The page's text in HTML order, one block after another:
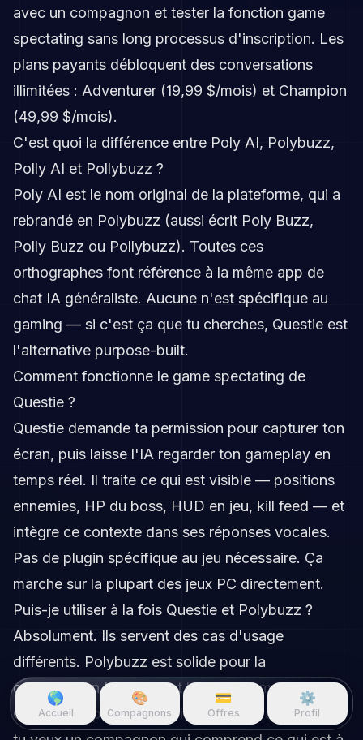
avec un compagnon et tester la fonction game
spectating sans long processus d'inscription. Les
plans payants débloquent des conversations
illimitées : Adventurer (19,99 $/mois) et Champion
(49,99 $/mois).
C'est quoi la différence entre Poly AI, Polybuzz,
Polly AI et Pollybuzz ?
Poly AI est le nom original de la plateforme, qui a
rebrandé en Polybuzz (aussi écrit Poly Buzz,
Polly Buzz ou Pollybuzz). Toutes ces
orthographes font référence à la même app de
chat IA généraliste. Aucune n'est spécifique au
gaming — si c'est ça que tu cherches, Questie est
l'alternative purpose-built.
Comment fonctionne le game spectating de
Questie ?
Questie demande ta permission pour capturer ton
écran, puis laisse l'IA regarder ton gameplay en
temps réel. Il traite ce qui est visible — positions
ennemies, HP du boss, HUD en jeu, kill feed — et
intègre ce contexte dans ses réponses vocales.
Pas de plugin spécifique au jeu nécessaire. Ça
marche sur la plupart des jeux PC directement.
Puis-je utiliser à la fois Questie et Polybuzz ?
Absolument. Ils servent des cas d'usage
différents. Polybuzz est solide pour la
conversation IA casual et le roleplay mobile.
Questie est pour les sessions gaming actives où
🌎
Accueil
🎨
Compagnons
💳
Offres
⚙️
Profil